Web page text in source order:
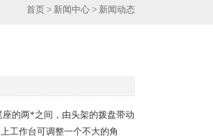
首页 > 新闻中心 > 新闻动态
的两*之间，由头架的拨盘带动
工作台可调整一个不大的角